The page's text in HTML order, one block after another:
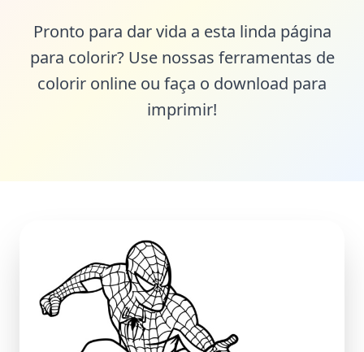
Pronto para dar vida a esta linda página
para colorir? Use nossas ferramentas de
colorir online ou faça o download para
imprimir!